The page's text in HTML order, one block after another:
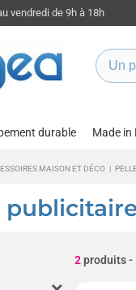
vendredi de 9h à 18h
durable Made in
MAISON ET DÉCO |
2produits-